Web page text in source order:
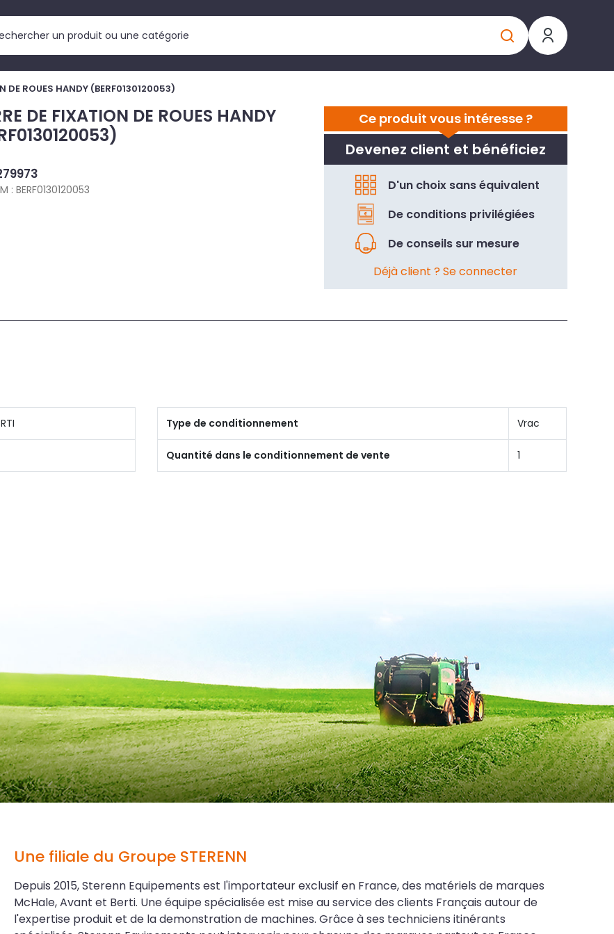
DE ROUES HANDY (BERF0130120053)
Ce produit vous intéresse ?
Devenez client et bénéficiez
D'un choix sans équivalent
De conditions privilégiées
De conseils sur mesure
Déjà client ? Se connecter
DE FIXATION DE ROUES HANDY
: BERF0130120053
Type de conditionnement Vrac
Quantité dans le conditionnement de vente 1
Une filiale du Groupe STERENN
Depuis 2015, Sterenn Equipements est l'importateur exclusif en France, des matériels de marques
McHale, Avant et Berti. Une équipe spécialisée est mise au service des clients Français autour de
l'expertise produit et de la demonstration de machines. Grâce à ses techniciens itinérants